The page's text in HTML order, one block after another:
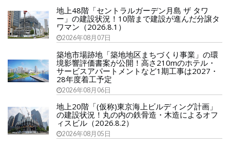
地上48階「セントラルガーデン月島 ザ タワ
ー」の建設状況！10階まで建設が進んだ分譲タ
ワマン（2026.8.1）
2026年08月07日
築地市場跡地「築地地区まちづくり事業」の環
境影響評価書案が公開！高さ210mのホテル・
サービスアパートメントなど1期工事は2027・
28年度着工予定
2026年08月06日
地上20階「(仮称)東京海上ビルディング計画」
の建設状況！丸の内の鉄骨造・木造によるオフ
ィスビル（2026.8.2）
2026年08月05日